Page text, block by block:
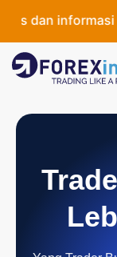
dan informasi